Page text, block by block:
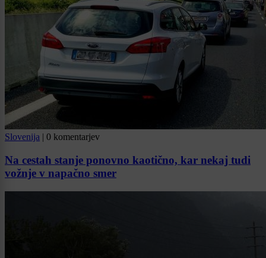
Slovenija | 0 komentarjev
Na cestah stanje ponovno kaotično, kar nekaj tudi
vožnje v napačno smer